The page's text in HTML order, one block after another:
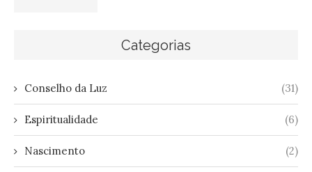
Categorias
Conselho da Luz (31)
Espiritualidade (6)
Nascimento (2)